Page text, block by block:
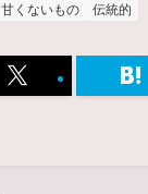
甘くないもの 伝統的